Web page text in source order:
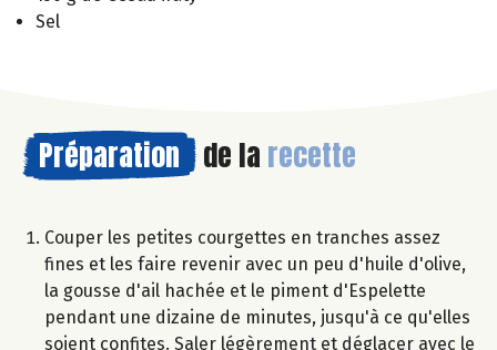
Sel
Préparation de la recette
Couper les petites courgettes en tranches assez
fines et les faire revenir avec un peu d'huile d'olive,
la gousse d'ail hachée et le piment d'Espelette
pendant une dizaine de minutes, jusqu'à ce qu'elles
soient confites. Saler légèrement et déglacer avec le